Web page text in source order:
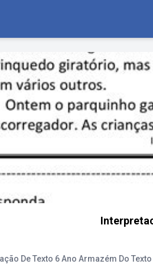
De Texto 6 Ano Armazém Do Texto